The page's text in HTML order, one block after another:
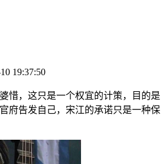
19:37:50
惜，这只是一个权宜的计策，目的是
府告发自己，宋江的承诺只是一种保